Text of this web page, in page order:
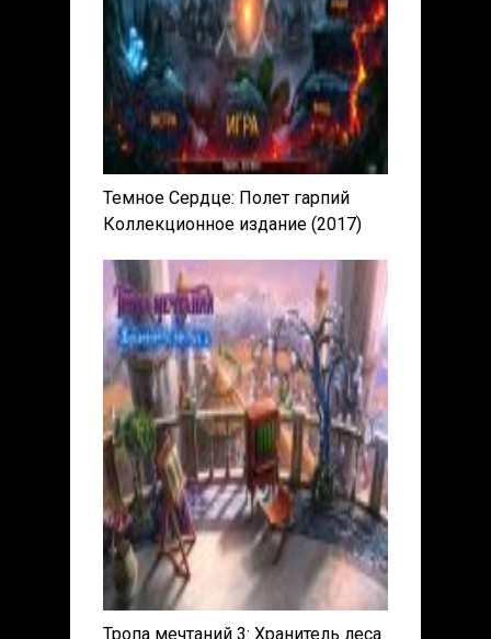
Темное Сердце: Полет гарпий
Коллекционное издание (2017)
Тропа мечтаний 3: Хранитель леса